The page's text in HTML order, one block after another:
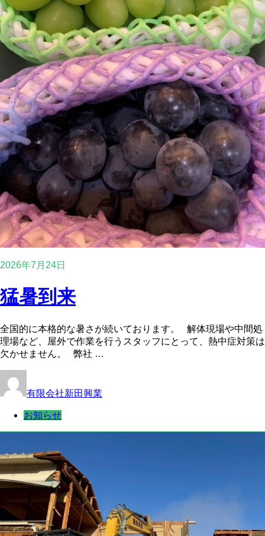
2026年7月24日
猛暑到来
全国的に本格的な暑さが続いております。 解体現場や中間処
理場など、屋外で作業を行うスタッフにとって、熱中症対策は
欠かせません。 弊社 …
有限会社新田興業
お知らせ